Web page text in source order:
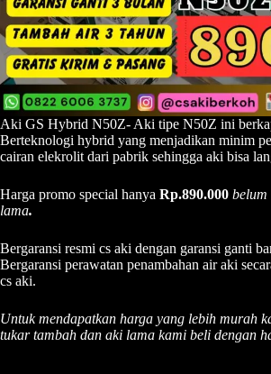
Aki GS Hybrid N50Z- Aki tipe N50Z ini
Berteknologi hybrid yang menjadikan minim
cairan elekrolit dari pabrik sehingga aki bisa
Harga promo special hanya Rp.890.000 belum
lama.
Bergaransi resmi cs aki dengan garansi ganti
Bergaransi perawatan penambahan air aki
cs aki.
Untuk mendapatkan harga yang lebih murah
tukar tambah dan aki lama kami beli dengan